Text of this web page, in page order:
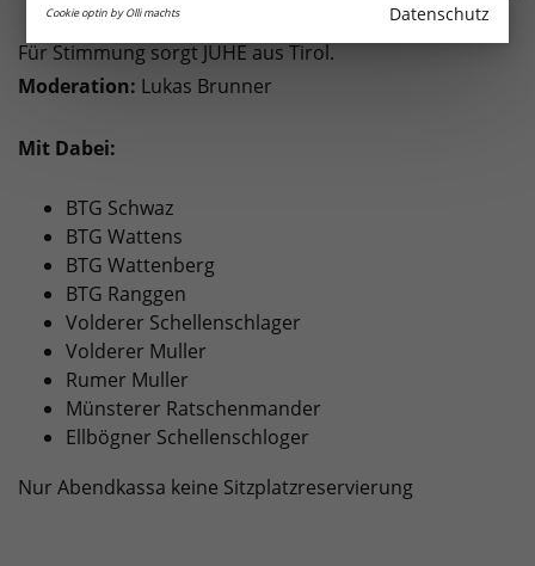
Für Stimmung sorgt JUHE aus Tirol.
Moderation: Lukas Brunner
Mit Dabei:
BTG Schwaz
BTG Wattens
BTG Wattenberg
BTG Ranggen
Volderer Schellenschlager
Volderer Muller
Rumer Muller
Münsterer Ratschenmander
Ellbögner Schellenschloger
Nur Abendkassa keine Sitzplatzreservierung
Cookie optin by Olli machts Datenschutz